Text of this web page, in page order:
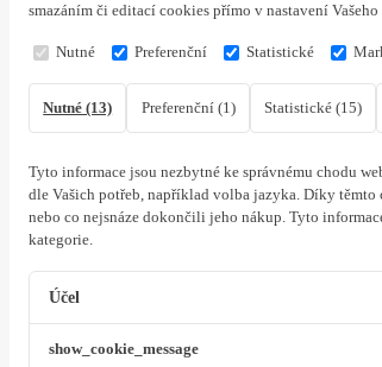
smazáním či editací cookies přímo v nastavení
Nutné Preferenční Statistické
Nutné (13) Preferenční (1) Statistické (15)
Tyto informace jsou nezbytné ke správnému chodu
dle Vašich potřeb, například volba jazyka. Díky těmto
nebo co nejsnáze dokončili jeho nákup. Tyto
kategorie.
Účel
show_cookie_message